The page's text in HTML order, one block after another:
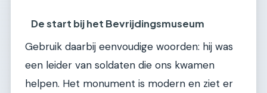
De start bij het Bevrijdingsmuseum
Gebruik daarbij eenvoudige woorden: hij was
een leider van soldaten die ons kwamen
helpen. Het monument is modern en ziet er